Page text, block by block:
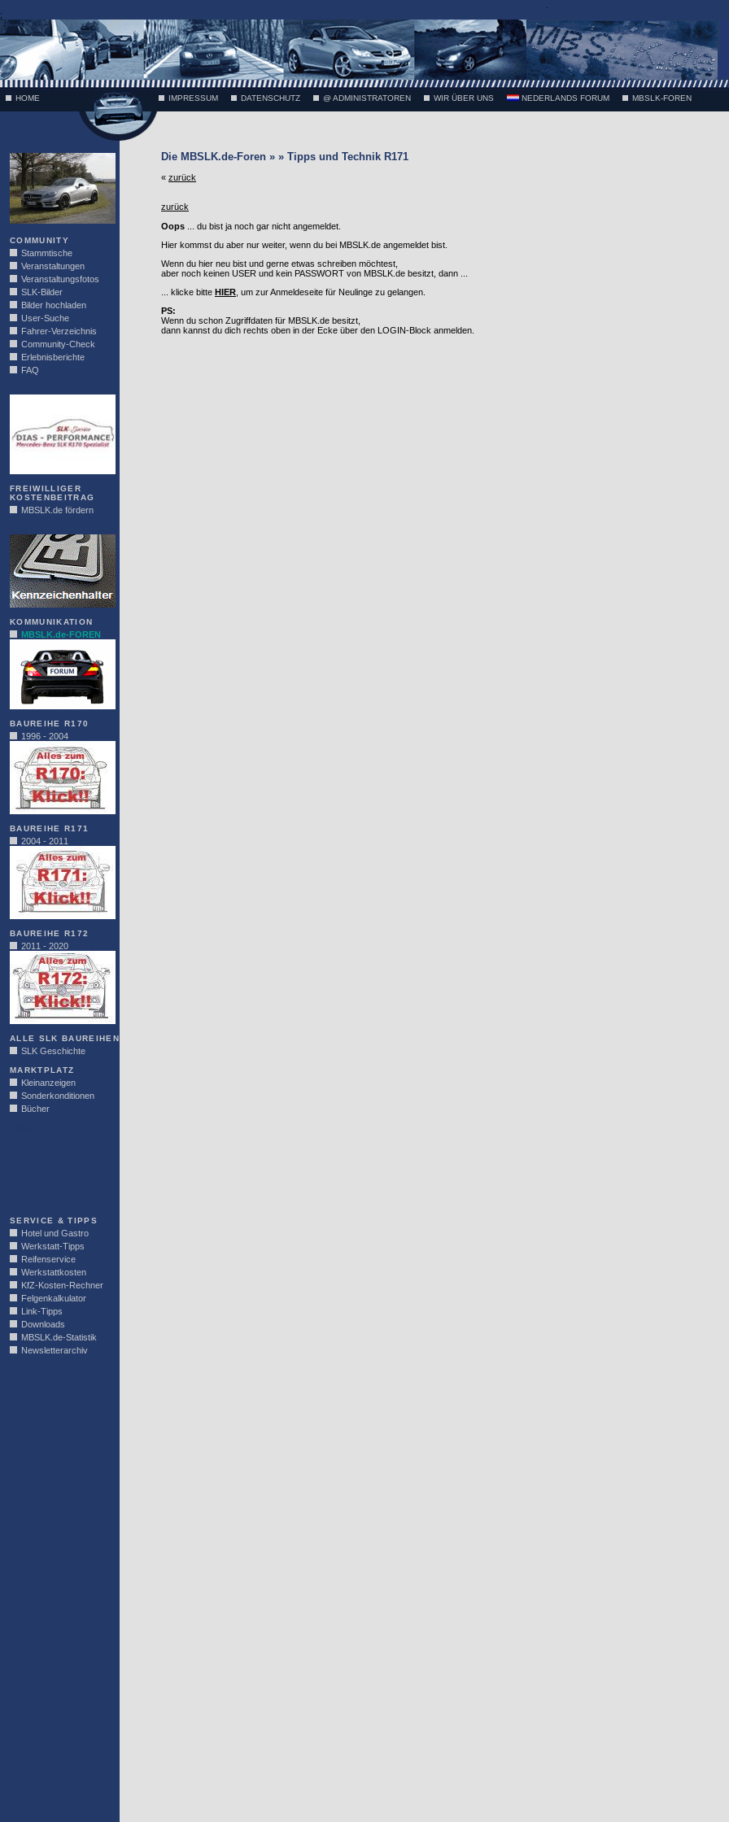
;
HOME IMPRESSUM DATENSCHUTZ @ ADMINISTRATOREN WIR ÜBER UNS NEDERLANDS FORUM MBSLK-FOREN
COMMUNITY
Stammtische
Veranstaltungen
Veranstaltungsfotos
SLK-Bilder
Bilder hochladen
User-Suche
Fahrer-Verzeichnis
Community-Check
Erlebnisberichte
FAQ
FREIWILLIGER
KOSTENBEITRAG
MBSLK.de fördern
KOMMUNIKATION
MBSLK.de-FOREN
BAUREIHE R170
1996 - 2004
BAUREIHE R171
2004 - 2011
BAUREIHE R172
2011 - 2020
ALLE SLK BAUREIHEN
SLK Geschichte
MARKTPLATZ
Kleinanzeigen
Sonderkonditionen
Bücher
SERVICE & TIPPS
Hotel und Gastro
Werkstatt-Tipps
Reifenservice
Werkstattkosten
KfZ-Kosten-Rechner
Felgenkalkulator
Link-Tipps
Downloads
MBSLK.de-Statistik
Newsletterarchiv
Die MBSLK.de-Foren » » Tipps und Technik R171
« zurück
zurück
Oops ... du bist ja noch gar nicht angemeldet.
Hier kommst du aber nur weiter, wenn du bei MBSLK.de angemeldet bist.
Wenn du hier neu bist und gerne etwas schreiben möchtest,
aber noch keinen USER und kein PASSWORT von MBSLK.de besitzt, dann ...
... klicke bitte HIER , um zur Anmeldeseite für Neulinge zu gelangen.
PS:
Wenn du schon Zugriffdaten für MBSLK.de besitzt,
dann kannst du dich rechts oben in der Ecke über den LOGIN-Block anmelden.